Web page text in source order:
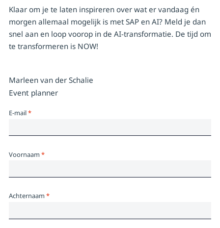
Klaar om je te laten inspireren over wat er vandaag én
morgen allemaal mogelijk is met SAP en AI? Meld je dan
snel aan en loop voorop in de AI-transformatie. De tijd om
te transformeren is NOW!
Marleen van der Schalie
Event planner
E-mail*
Voornaam *
Achternaam *